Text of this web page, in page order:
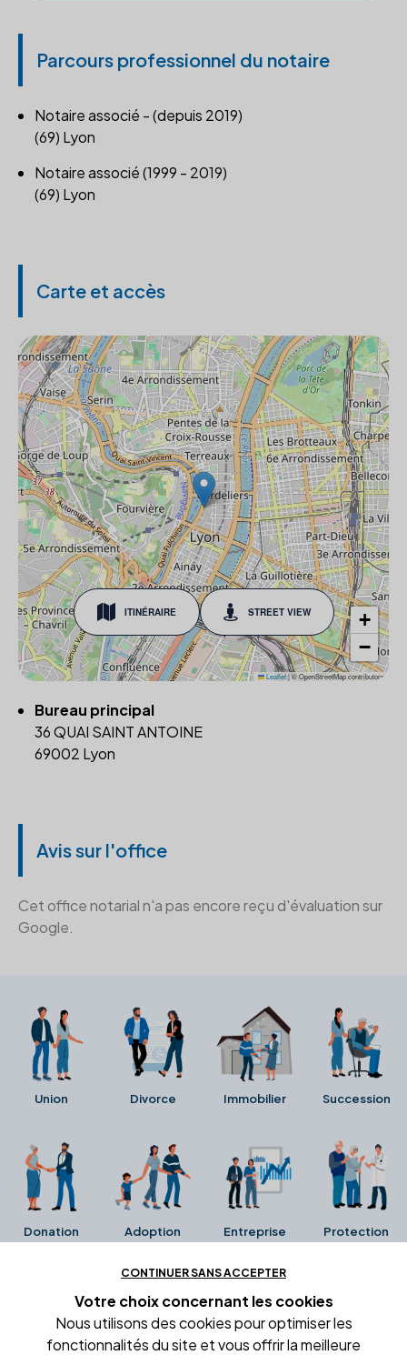
Parcours professionnel du notaire
Notaire associé - (depuis 2019)
(69) Lyon
Notaire associé (1999 - 2019)
(69) Lyon
Carte et accès
ITINÉRAIRE STREET VIEW
+
−
Leaflet|© OpenStreetMap contributors
Bureau principal
36 QUAI SAINT ANTOINE
69002 Lyon
Avis sur l'office
Cet office notarial n'a pas encore reçu d'évaluation sur
Google.
Union Divorce Immobilier Succession
Donation Adoption Entreprise Protection
Ces avis proviennent directement de la fiche Google
Business de l'office notarial. Ils n'ont ni été collectés ni
été vérifiés par Alexia.fr.
CONTINUER SANS ACCEPTER
Votre choix concernant les cookies
Nous utilisons des cookies pour optimiser les
fonctionnalités du site et vous offrir la meilleure